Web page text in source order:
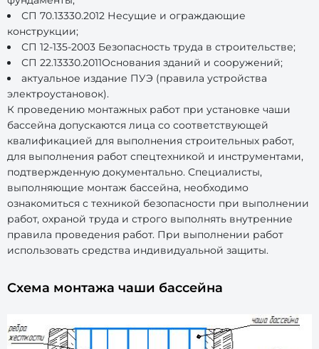
СП 70.13330.2012 Несущие и ограждающие
конструкции;
СП 12-135-2003 Безопасность труда в строительстве;
СП 22.13330.2011Основания зданий и сооружений;
актуальное издание ПУЭ (правила устройства
электроустановок).
К проведению монтажных работ при установке чаши
бассейна допускаются лица со соответствующей
квалификацией для выполнения строительных работ,
для выполнения работ спецтехникой и инструментами,
подтвержденную документально. Специалисты,
выполняющие монтаж бассейна, необходимо
ознакомиться с техникой безопасности при выполнении
работ, охраной труда и строго выполнять внутренние
правила проведения работ. При выполнении работ
использовать средства индивидуальной защиты.
Схема монтажа чаши бассейна